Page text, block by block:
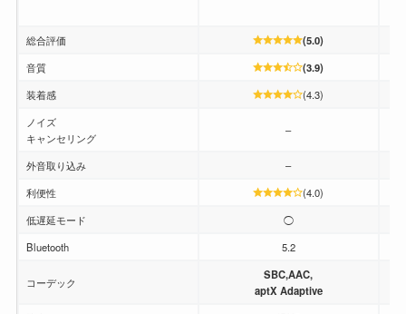
総合評価
(5.0)
音質
(3.9)
装着感
(4.3)
ノイズ
キャンセリング
–
外音取り込み
–
利便性
(4.0)
低遅延モード
◯
Bluetooth
5.2
コーデック
SBC,AAC,
aptX Adaptive